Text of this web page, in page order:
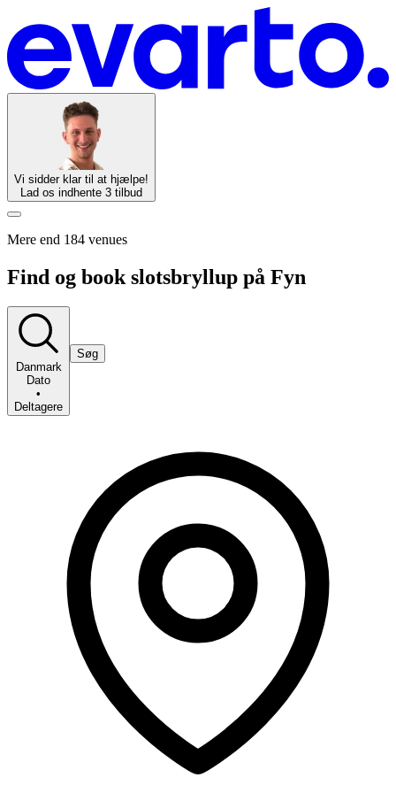
Vi sidder klar til at hjælpe!
Lad os indhente 3 tilbud
Mere end 184 venues
Find og book slotsbryllup på Fyn
Danmark
Dato
•
Deltagere
Søg